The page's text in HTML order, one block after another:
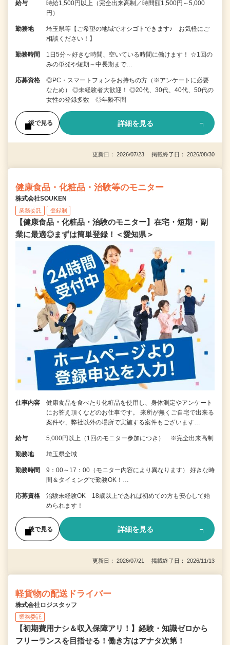
給与
時給1,500円以上（完全出来高制／時間額1,500円～5,000
円）
勤務地
埼玉県等【ご希望の地域でオシゴトできます♪ お気軽にご
相談ください！】
勤務時間
1日5分～好きな時間、空いている時間に働けます！ ☆1回の
みの単発や短期～中長期まで…
応募資格
◎PC・スマートフォンをお持ちの方（※アンケートに必要
なため） ◎未経験者大歓迎！ ◎20代、30代、40代、50代の
女性の登録多数 ◎年齢不問
後で見る 詳細を見る
更新日： 2026/07/23 掲載終了日： 2026/08/30
健康食品・化粧品・治験等のモニター
株式会社SOUKEN
業務委託 登録制
【健康食品・化粧品・治験のモニター】在宅・短期・副
業に最適◎まずは簡単登録！＜愛知県＞
仕事内容
健康食品を食べたり化粧品を使用し、身体測定やアンケート
にお答え頂くなどのお仕事です。 来所が無くご自宅で出来る
案件や、弊社以外の場所で実施する案件もございます…
給与 5,000円以上（1回のモニター参加につき） ※完全出来高制
勤務地 埼玉県全域
勤務時間
9：00～17：00（モニター内容により異なります） 好きな時
間＆タイミングで勤務OK！…
応募資格
治験未経験OK 18歳以上であれば初めての方も安心して始
められます！
後で見る 詳細を見る
更新日： 2026/07/21 掲載終了日： 2026/11/13
軽貨物の配送ドライバー
株式会社ロジスタッフ
業務委託
【初期費用ナシ＆収入保障アリ！】経験・知識ゼロから
フリーランスを目指せる！働き方はアナタ次第！